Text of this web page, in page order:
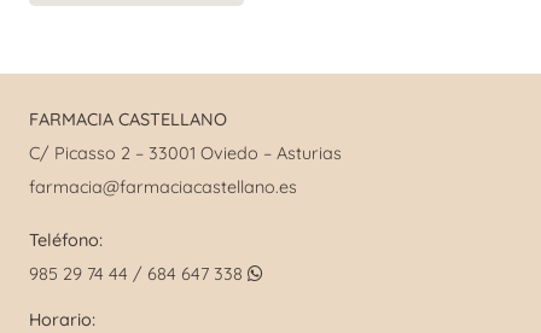
14,90 €.11,92 €.
FARMACIA CASTELLANO
C/ Picasso 2 – 33001 Oviedo – Asturias
farmacia@farmaciacastellano.es
Teléfono:
985 29 74 44 / 684 647 338
Horario: